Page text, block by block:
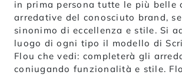
in prima persona tutte le più belle
arredative del conosciuto brand,
sinonimo di eccellenza e stile. Si
luogo di ogni tipo il modello di
Flou che vedi: completerà gli
coniugando funzionalità e stile.